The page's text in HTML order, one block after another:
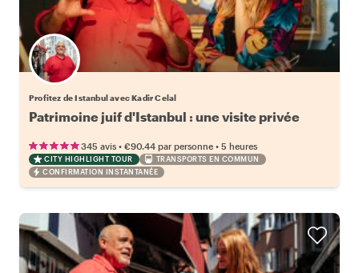
Profitez de Istanbul avec Kadir Celal
Patrimoine juif d'Istanbul : une visite privée
345 avis • €90.44 par personne • 5 heures
CITY HIGHLIGHT TOUR
TRANSPORTS EN COMMUN
CONFIRMATION INSTANTANÉE